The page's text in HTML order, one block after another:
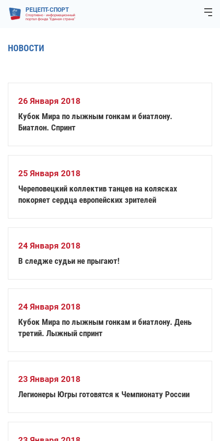
РЕЦЕПТ-СПОРТ
Спортивно - информационный
портал фонда "Единая страна"
НОВОСТИ
26 Января 2018
Кубок Мира по лыжным гонкам и биатлону.
Биатлон. Спринт
25 Января 2018
Череповецкий коллектив танцев на колясках
покоряет сердца европейских зрителей
24 Января 2018
В следже судьи не прыгают!
24 Января 2018
Кубок Мира по лыжным гонкам и биатлону. День
третий. Лыжный спринт
23 Января 2018
Легионеры Югры готовятся к Чемпионату России